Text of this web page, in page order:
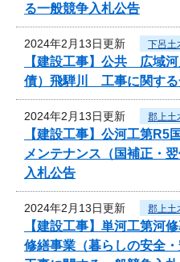
る一般競争入札公告
2024年2月13日更新 下呂土
【建設工事】公共 広域
債）飛騨川 工事に関する
2024年2月13日更新 郡上土
【建設工事】公河工第
メンテナンス（国補正・
入札公告
2024年2月13日更新 郡上土
【建設工事】単河工第河
修繕事業（暮らしの安全